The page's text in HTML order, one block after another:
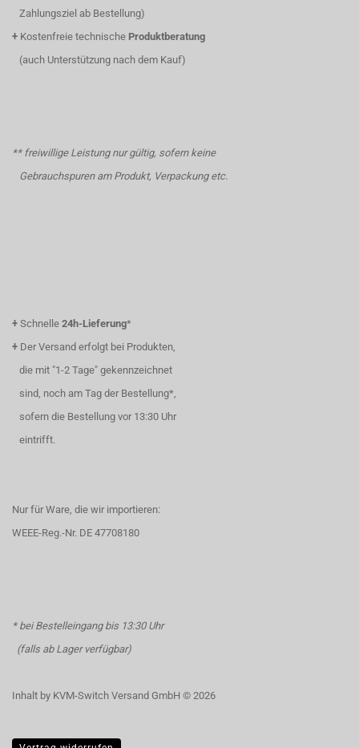
Zahlungsziel ab Bestellung)
+ Kostenfreie technische Produktberatung
(auch Unterstützung nach dem Kauf)
** freiwillige Leistung nur gültig, sofern keine
Gebrauchspuren am Produkt, Verpackung etc.
+ Schnelle 24h-Lieferung*
+ Der Versand erfolgt bei Produkten,
die mit "1-2 Tage" gekennzeichnet
sind, noch am Tag der Bestellung*,
sofern die Bestellung vor 13:30 Uhr
eintrifft.
Nur für Ware, die wir importieren:
WEEE-Reg.-Nr. DE 47708180
* bei Bestelleingang bis 13:30 Uhr
(falls ab Lager verfügbar)
Inhalt by KVM-Switch Versand GmbH © 2026